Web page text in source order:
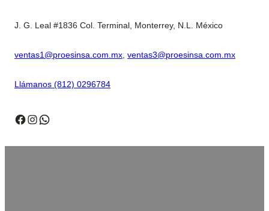
J. G. Leal #1836 Col. Terminal, Monterrey, N.L. México
ventas1@proesinsa.com.mx ventas3@proesinsa.com.mx
Llámanos (812) 0296784
Facebook
Instagram
WhatsApp